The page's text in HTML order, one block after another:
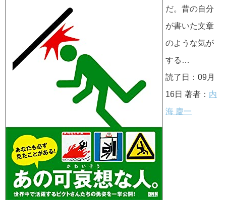
だ。昔の自分
が書いた文章
のような気が
する…
読了日：09月
16日 著者： 内
海 慶一